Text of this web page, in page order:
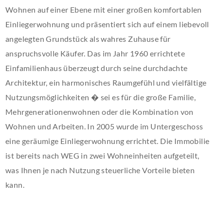
Wohnen auf einer Ebene mit einer großen komfortablen
Einliegerwohnung und präsentiert sich auf einem liebevoll
angelegten Grundstück als wahres Zuhause für
anspruchsvolle Käufer. Das im Jahr 1960 errichtete
Einfamilienhaus überzeugt durch seine durchdachte
Architektur, ein harmonisches Raumgefühl und vielfältige
Nutzungsmöglichkeiten � sei es für die große Familie,
Mehrgenerationenwohnen oder die Kombination von
Wohnen und Arbeiten. In 2005 wurde im Untergeschoss
eine geräumige Einliegerwohnung errichtet. Die Immobilie
ist bereits nach WEG in zwei Wohneinheiten aufgeteilt,
was Ihnen je nach Nutzung steuerliche Vorteile bieten
kann.